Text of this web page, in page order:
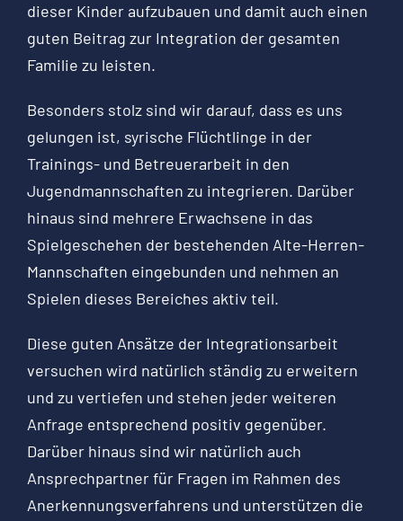
dieser Kinder aufzubauen und damit auch einen
guten Beitrag zur Integration der gesamten
Familie zu leisten.
Besonders stolz sind wir darauf, dass es uns
gelungen ist, syrische Flüchtlinge in der
Trainings- und Betreuerarbeit in den
Jugendmannschaften zu integrieren. Darüber
hinaus sind mehrere Erwachsene in das
Spielgeschehen der bestehenden Alte-Herren-
Mannschaften eingebunden und nehmen an
Spielen dieses Bereiches aktiv teil.
Diese guten Ansätze der Integrationsarbeit
versuchen wird natürlich ständig zu erweitern
und zu vertiefen und stehen jeder weiteren
Anfrage entsprechend positiv gegenüber.
Darüber hinaus sind wir natürlich auch
Ansprechpartner für Fragen im Rahmen des
Anerkennungsverfahrens und unterstützen die